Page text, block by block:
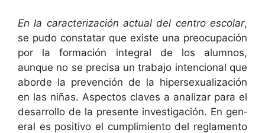
En la car­ac­ter­i­zación actu­al del cen­tro esco­lar,
se pudo con­statar que existe una pre­ocu­pación
por la for­ma­ción inte­gral de los alum­nos,
aunque no se pre­cisa un tra­ba­jo inten­cional que
abor­de la pre­ven­ción de la hiper­sex­u­al­ización
en las niñas. Aspec­tos claves a analizar para el
desar­rol­lo de la pre­sente inves­ti­gación. En gen­
er­al es pos­i­ti­vo el cumplim­ien­to del reglamen­to